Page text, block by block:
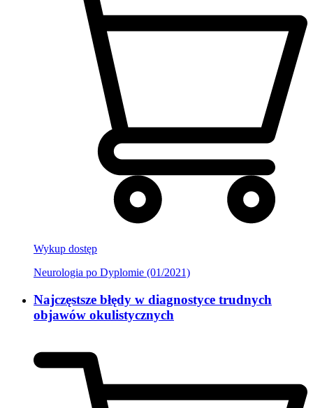
Wykup dostęp
Neurologia po Dyplomie (01/2021)
Najczęstsze błędy w diagnostyce trudnych
objawów okulistycznych